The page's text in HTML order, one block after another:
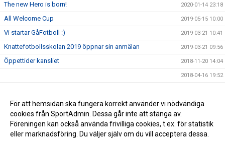
The new Hero is born! 2020-01-14 23:18
All Welcome Cup 2019-05-15 10:00
Vi startar GåFotboll :) 2019-03-21 10:41
Knattefotbollsskolan 2019 öppnar sin anmälan 2019-03-21 09:56
Öppettider kansliet 2018-11-20 14:04
2018-04-16 19:52
Sparbankens stipendier 2018-01-03 16:11
IdrottOnline 2017-12-28 10:45
För att hemsidan ska fungera korrekt använder vi nödvändiga
cookies från SportAdmin. Dessa går inte att stänga av.
Föreningen kan också använda frivilliga cookies, t.ex. för statistik
eller marknadsföring. Du väljer själv om du vill acceptera dessa.